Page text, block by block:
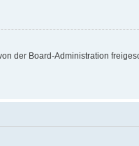
der Board-Administration